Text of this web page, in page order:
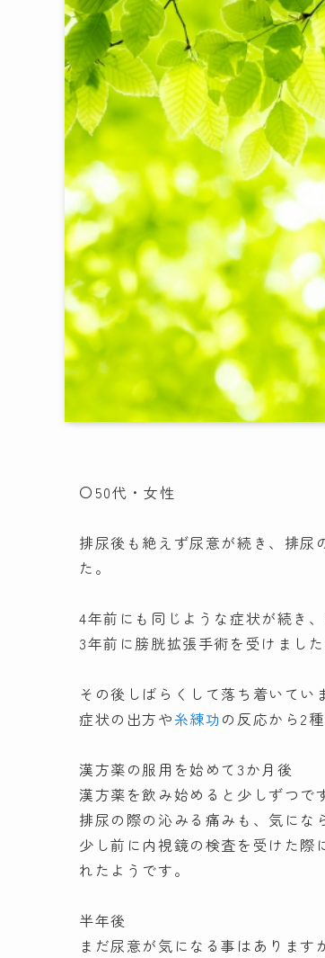
〇50代・女性
排尿後も絶えず尿意が続き、排尿
た。
4年前にも同じような症状が続き
3年前に膀胱拡張手術を受けまし
その後しばらくして落ち着いてい
症状の出方や糸練功 の反応から2
漢方薬の服用を始めて3か月後
漢方薬を飲み始めると少しずつで
排尿の際の沁みる痛みも、気にな
少し前に内視鏡の検査を受けた際
れたようです。
半年後
まだ尿意が気になる事はあります